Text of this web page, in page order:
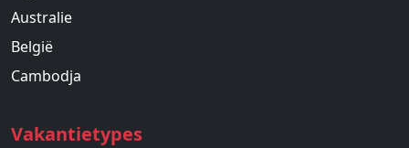
Australie
België
Cambodja
Vakantietypes